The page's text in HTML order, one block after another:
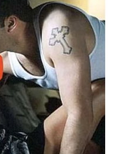
bili iskreni
– TIHA
sledeća sedmica
ne kroz veliki
bez oslonca.